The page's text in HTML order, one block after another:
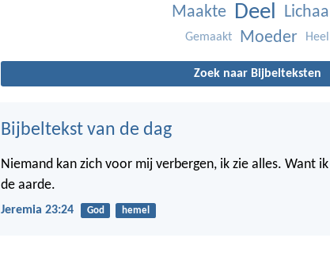
Maakte Deel
Gemaakt Moeder Heel
Zoek naar Bijbelteksten
Bijbeltekst van de dag
Niemand kan zich voor mij verbergen, ik zie alles. Want
de aarde.
Jeremia 23:24 God hemel